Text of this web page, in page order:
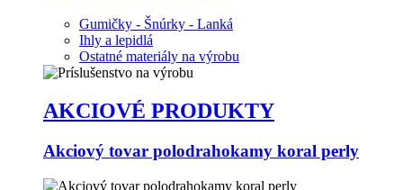
Gumičky - Šnúrky - Lanká
Ihly a lepidlá
Ostatné materiály na výrobu
AKCIOVÉ PRODUKTY
Akciový tovar polodrahokamy koral perly